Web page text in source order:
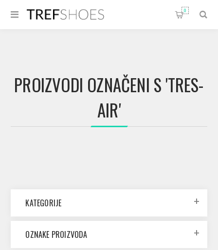
0
PROIZVODI OZNAČENI S 'TRES-
AIR'
KATEGORIJE
OZNAKE PROIZVODA